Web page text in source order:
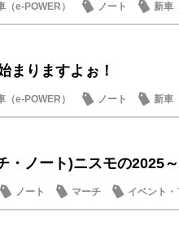
（e-POWER） ノート 新車
まりますよぉ！
（e-POWER） ノート 新車
・ノート)ニスモの2025
ノート マーチ イベント